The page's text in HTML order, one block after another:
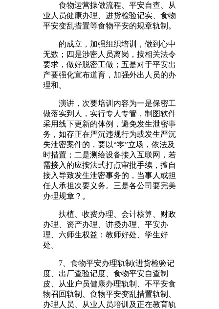
食物运营操做流程、平安自查、从
业人员健康办理、进货检验记实、食物
平安变乱措置等食物平安的规章轨制。
的成立，加强组织培训，做到心中
无数；四是涉密人员离岗，按相关法令
要求，做好脱密工做；五是对于平安出
产要强化宣布道育，加强外出人员的办
理和。
演讲，次要培训内容为一是保密工
做落实到人，实行专人专管，制图软件
采用线下更新的体例，避免发生泄密事
务，如存正在严沉违规行为或发生严沉
失泄密案件的，要以“零”立场，依法及
时措置；二是测绘设备接入互联网，若
需接入的应按法式打点审批手续，擅自
接入导致发生泄密事务的，当事人或担
任人承担次要义务。三是各公司要完美
办理规章？。
扶植、收费办理、会计核算、财政
办理、资产办理、讲授办理、平安办
理、六师生权益：教师好处、学生好
处。
7、食物平安办理轨制(进货检验记
度、出厂查验记度、食物平安自查制
皮、从业户员健康办理轨制、不平安食
物召回轨制、食物平安变乱措置轨制、
办理人员、从业人员培训及正在教育轨